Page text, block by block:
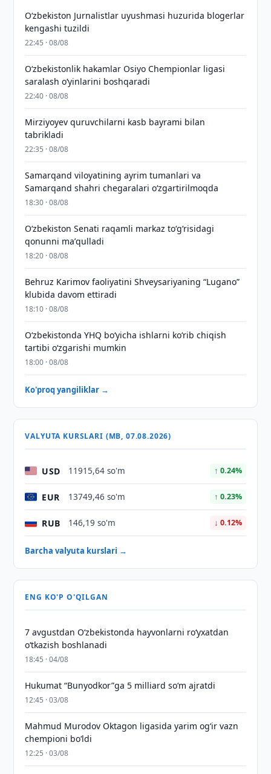
O‘zbekiston Jurnalistlar uyushmasi huzurida blogerlar
kengashi tuzildi
22:45 · 08/08
O‘zbekistonlik hakamlar Osiyo Chempionlar ligasi
saralash o‘yinlarini boshqaradi
22:40 · 08/08
Mirziyoyev quruvchilarni kasb bayrami bilan
tabrikladi
22:35 · 08/08
Samarqand viloyatining ayrim tumanlari va
Samarqand shahri chegaralari oʻzgartirilmoqda
18:30 · 08/08
Oʻzbekiston Senati raqamli markaz toʻgʻrisidagi
qonunni maʼqulladi
18:20 · 08/08
Behruz Karimov faoliyatini Shveysariyaning “Lugano”
klubida davom ettiradi
18:10 · 08/08
O‘zbekistonda YHQ bo‘yicha ishlarni ko‘rib chiqish
tartibi o‘zgarishi mumkin
18:00 · 08/08
Ko'proq yangiliklar →
VALYUTA KURSLARI (MB, 07.08.2026)
USD 11915,64 so'm ↑ 0.24%
EUR 13749,46 so'm ↑ 0.23%
RUB 146,19 so'm ↓ 0.12%
Barcha valyuta kurslari →
ENG KO'P O'QILGAN
7 avgustdan O‘zbekistonda hayvonlarni ro‘yxatdan
o‘tkazish boshlanadi
18:45 · 04/08
Hukumat “Bunyodkor”ga 5 milliard so‘m ajratdi
12:45 · 03/08
Mahmud Murodov Oktagon ligasida yarim og‘ir vazn
chempioni bo‘ldi
12:25 · 03/08